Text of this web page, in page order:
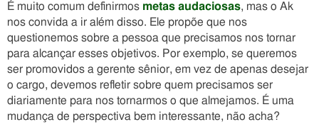
É muito comum definirmos metas audaciosas, mas o Ak
nos convida a ir além disso. Ele propõe que nos
questionemos sobre a pessoa que precisamos nos tornar
para alcançar esses objetivos. Por exemplo, se queremos
ser promovidos a gerente sênior, em vez de apenas desejar
o cargo, devemos refletir sobre quem precisamos ser
diariamente para nos tornarmos o que almejamos. É uma
mudança de perspectiva bem interessante, não acha?